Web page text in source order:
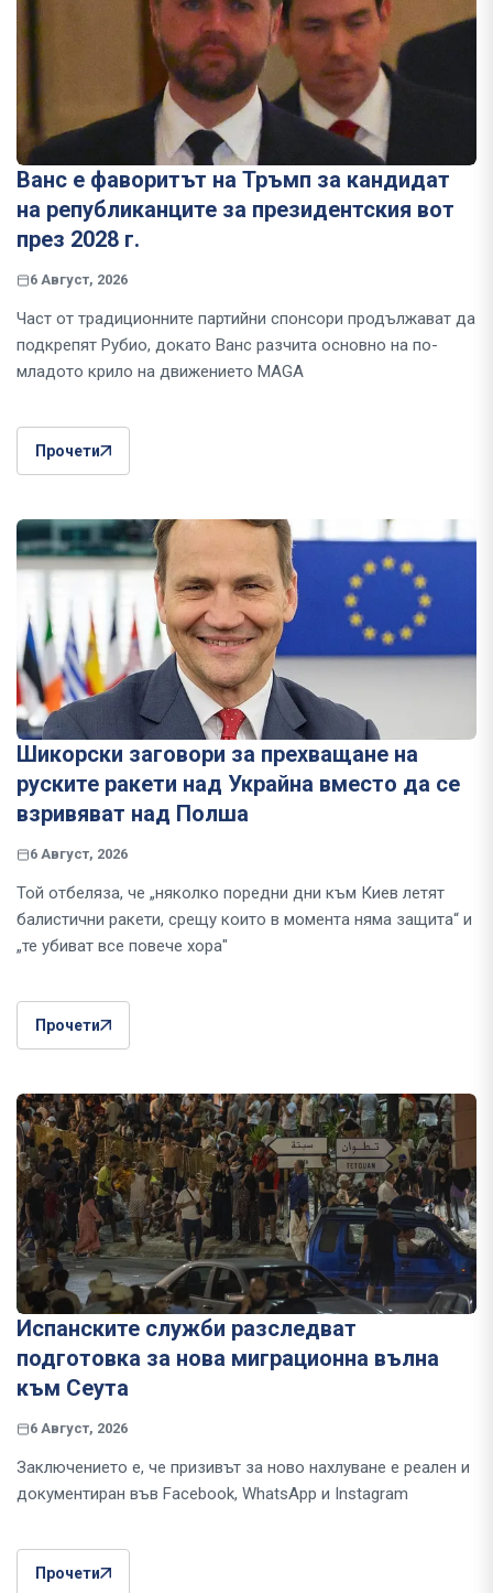
Ванс е фаворитът на Тръмп за кандидат
на републиканците за президентския вот
през 2028 г.
6 Август, 2026
Част от традиционните партийни спонсори продължават да
подкрепят Рубио, докато Ванс разчита основно на по-
младото крило на движението MAGA
Прочети
Шикорски заговори за прехващане на
руските ракети над Украйна вместо да се
взривяват над Полша
6 Август, 2026
Той отбеляза, че „няколко поредни дни към Киев летят
балистични ракети, срещу които в момента няма защита“ и
„те убиват все повече хора"
Прочети
Испанските служби разследват
подготовка за нова миграционна вълна
към Сеута
6 Август, 2026
Заключението е, че призивът за ново нахлуване е реален и
документиран във Facebook, WhatsApp и Instagram
Прочети